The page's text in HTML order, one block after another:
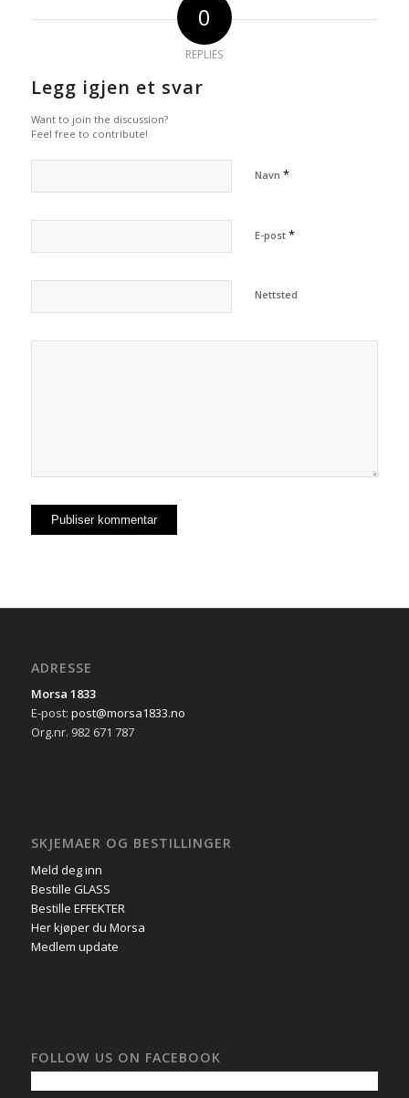
0
REPLIES
Legg igjen et svar
Want to join the discussion?
Feel free to contribute!
Navn *
E-post *
Nettsted
ADRESSE
Morsa 1833
E-post: post@morsa1833.no
Org.nr. 982 671 787
SKJEMAER OG BESTILLINGER
Meld deg inn
Bestille GLASS
Bestille EFFEKTER
Her kjøper du Morsa
Medlem update
FOLLOW US ON FACEBOOK